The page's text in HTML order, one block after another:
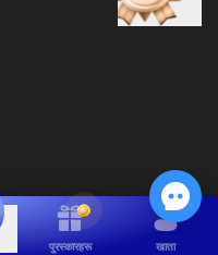
पुरस्कारहरू खाता